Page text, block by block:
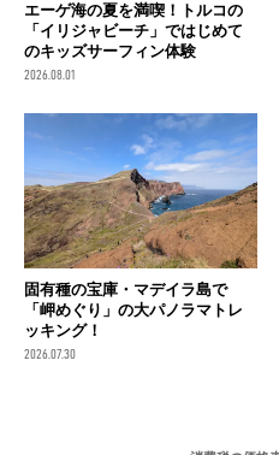
エーゲ海の夏を満喫！トルコの
「イリジャビーチ」ではじめて
のキッズサーフィン体験
2026.08.01
固有種の宝庫・マデイラ島で
「岬めぐり」の大パノラマトレ
ッキング！
2026.07.30